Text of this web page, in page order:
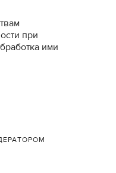
при
ими